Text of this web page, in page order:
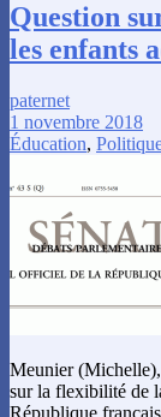
Question
les enfants
paternet
1 novembre 2018
Éducation,
Meunier (Michelle),
sur la flexibilité de